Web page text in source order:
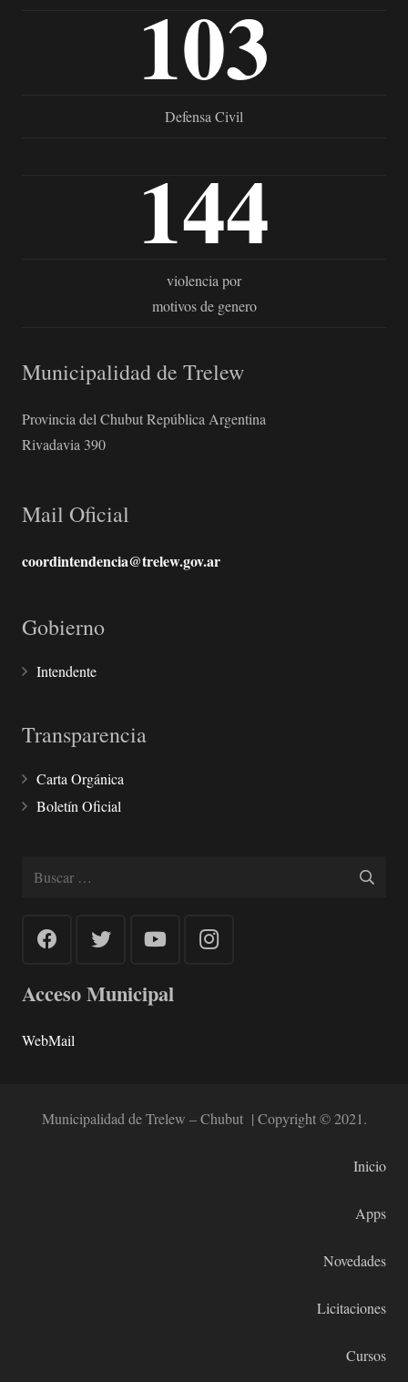
103
Defensa Civil
144
violencia por
motivos de genero
Municipalidad de Trelew
Provincia del Chubut República Argentina
Rivadavia 390
Mail Oficial
coordintendencia@trelew.gov.ar
Gobierno
Intendente
Transparencia
Carta Orgánica
Boletín Oficial
Buscar:
Acceso Municipal
WebMail
Municipalidad de Trelew – Chubut | Copyright © 2021.
Inicio
Apps
Novedades
Licitaciones
Cursos